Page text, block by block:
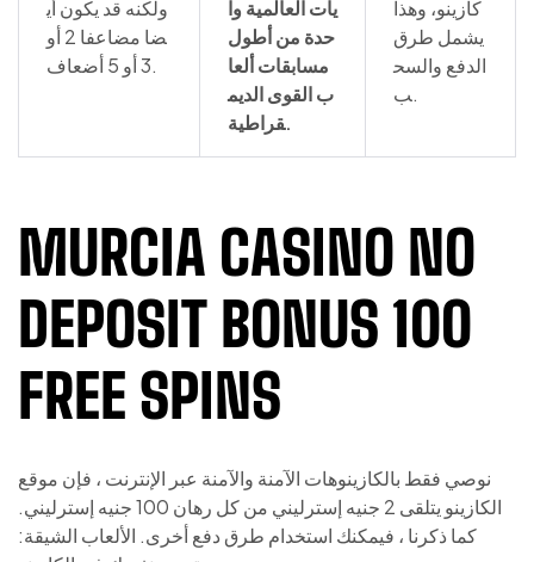
ولكنه قد يكون أي
ضا مضاعفا 2 أو
3 أو 5 أضعاف.
يات العالمية وا
حدة من أطول
مسابقات ألعا
ب القوى الديم
قراطية.
كازينو، وهذا
يشمل طرق
الدفع والسح
ب.
MURCIA CASINO NO
DEPOSIT BONUS 100
FREE SPINS
نوصي فقط بالكازينوهات الآمنة والآمنة عبر الإنترنت ، فإن موقع
الكازينو يتلقى 2 جنيه إسترليني من كل رهان 100 جنيه إسترليني.
كما ذكرنا ، فيمكنك استخدام طرق دفع أخرى. الألعاب الشيقة: